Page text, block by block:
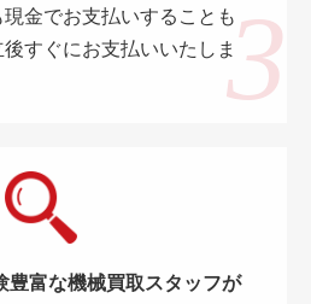
金でお支払いすることも
すぐにお支払いいたしま
富な機械買取スタッフが